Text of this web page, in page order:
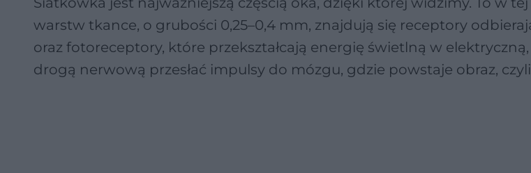
warstw tkance, o grubości 0,25–0,4 mm, znajdują się receptory
oraz fotoreceptory, które przekształcają energię świetlną w
drogą nerwową przesłać impulsy do mózgu, gdzie powstaje obraz,